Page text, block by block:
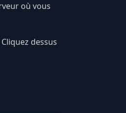
où vous
dessus